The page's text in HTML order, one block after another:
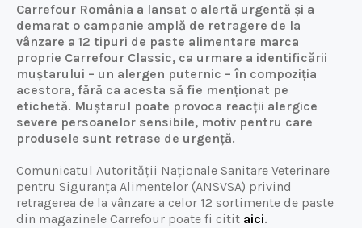
Carrefour România a lansat o alertă urgentă și a
demarat o campanie amplă de retragere de la
vânzare a 12 tipuri de paste alimentare marca
proprie Carrefour Classic, ca urmare a identificării
muștarului – un alergen puternic – în compoziția
acestora, fără ca acesta să fie menționat pe
etichetă. Muștarul poate provoca reacții alergice
severe persoanelor sensibile, motiv pentru care
produsele sunt retrase de urgență.
Comunicatul Autorității Naționale Sanitare Veterinare
pentru Siguranța Alimentelor (ANSVSA) privind
retragerea de la vânzare a celor 12 sortimente de paste
din magazinele Carrefour poate fi citit aici.